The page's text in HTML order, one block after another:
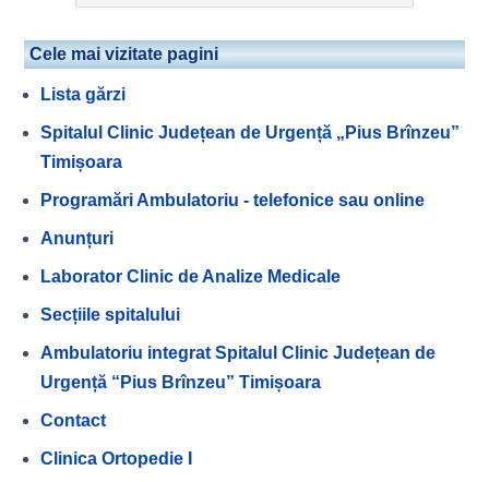
Cele mai vizitate pagini
Lista gărzi
Spitalul Clinic Județean de Urgență „Pius Brînzeu”
Timișoara
Programări Ambulatoriu - telefonice sau online
Anunțuri
Laborator Clinic de Analize Medicale
Secțiile spitalului
Ambulatoriu integrat Spitalul Clinic Județean de
Urgență “Pius Brînzeu” Timișoara
Contact
Clinica Ortopedie I